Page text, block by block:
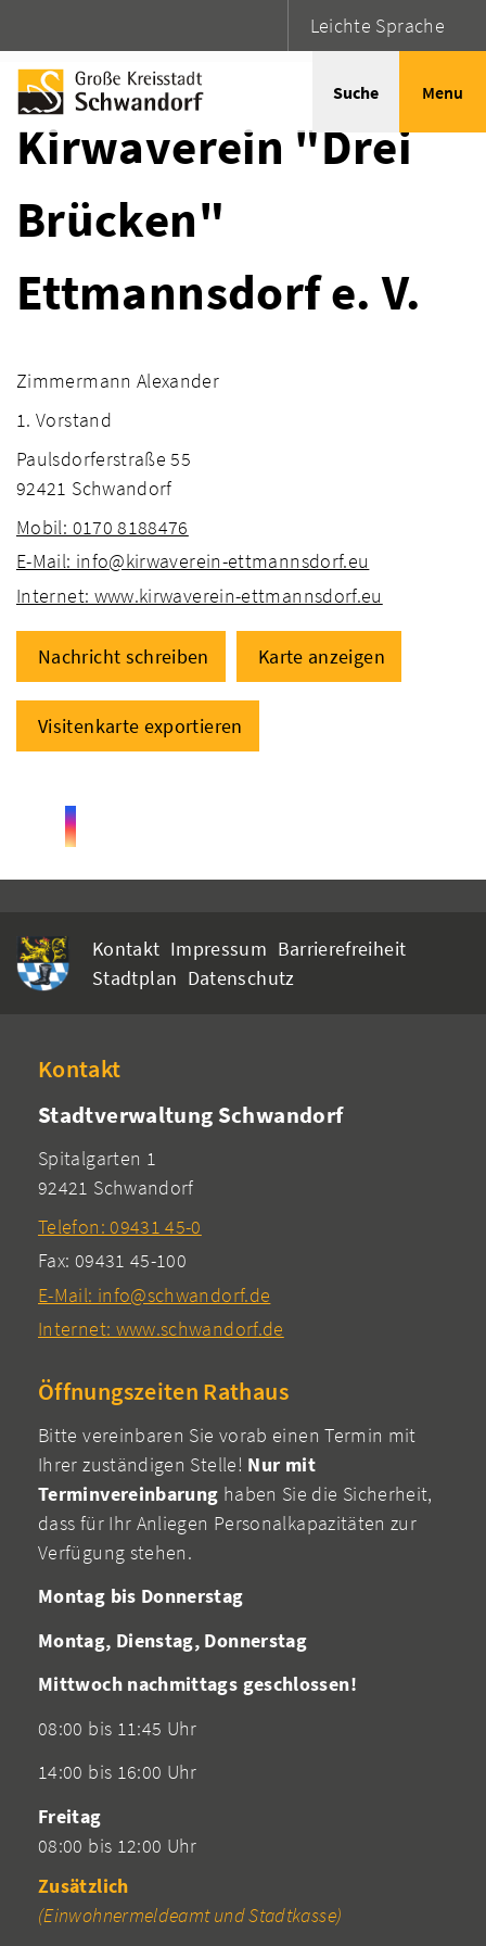
Leichte Sprache
Suche Menu
Kirwaverein "Drei
Brücken"
Ettmannsdorf e. V.
Zimmermann Alexander
1. Vorstand
Paulsdorferstraße 55
92421 Schwandorf
Mobil: 0170 8188476
E-Mail: info@kirwaverein-ettmannsdorf.eu
Internet: www.kirwaverein-ettmannsdorf.eu
Nachricht schreiben Karte anzeigen
Visitenkarte exportieren
Kontakt Impressum Barrierefreiheit
Stadtplan Datenschutz
Kontakt
Stadtverwaltung Schwandorf
Spitalgarten 1
92421 Schwandorf
Telefon: 09431 45-0
Fax: 09431 45-100
E-Mail: info@schwandorf.de
Internet: www.schwandorf.de
Öffnungszeiten Rathaus
Bitte vereinbaren Sie vorab einen Termin mit
Ihrer zuständigen Stelle! Nur mit
Terminvereinbarung haben Sie die Sicherheit,
dass für Ihr Anliegen Personalkapazitäten zur
Verfügung stehen.
Montag bis Donnerstag
Montag, Dienstag, Donnerstag
Mittwoch nachmittags geschlossen!
08:00 bis 11:45 Uhr
14:00 bis 16:00 Uhr
Freitag
08:00 bis 12:00 Uhr
Zusätzlich
(Einwohnermeldeamt und Stadtkasse)